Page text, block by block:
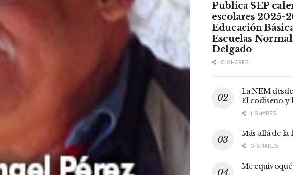
Publica SEP
escolares 2025-
Educación
Escuelas
Delgado
0 SHARES
La NEM
El codiseño y
1 SHARES
Más allá de la
0 SHARES
Me equivoqué